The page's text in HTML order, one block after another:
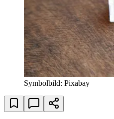
Symbolbild: Pixabay